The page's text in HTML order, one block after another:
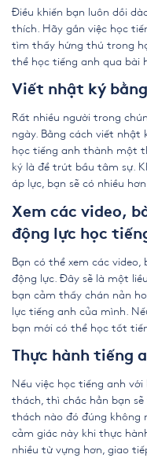
Điều khiến bạn luôn dồi
thích. Hãy gắn việc học
tìm thấy hứng thú trong
thể học tiếng anh qua bài
Viết nhật ký
Rất nhiều người trong
ngày. Bằng cách viết nhật
học tiếng anh thành một
ký là để trút bầu tâm sự.
áp lực, bạn sẽ có nhiều hơn
Xem các video,
động lực học
Bạn có thể xem các
động lực. Đây sẽ là một
bạn cảm thấy chán nản
lực tiếng anh của mình.
bạn mới có thể học tốt
Thực hành tiếng
Nếu việc học tiếng anh
thách, thì chắc hẳn bạn
thách nào đó đúng không
cảm giác này khi thực
nhiều từ vựng hơn, giao